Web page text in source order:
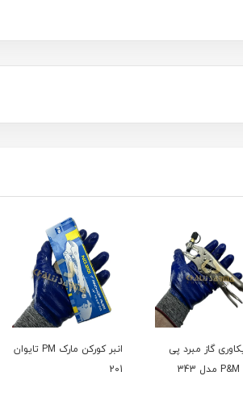
گاز مبرد پی
انبر کورکن مارک PM تایوان
201